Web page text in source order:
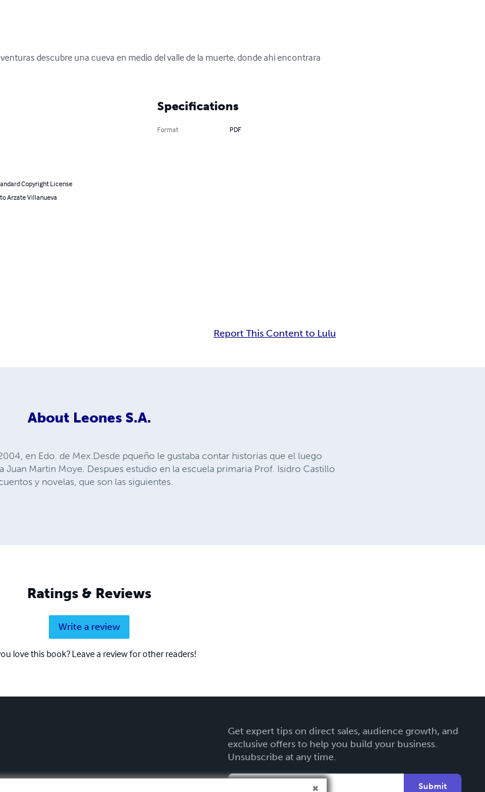
descubre una cueva en medio del valle de la muerte, donde ahi encontrara
Copyright License
Arzate Villanueva
Specifications
Format PDF
Report This Content to Lulu
About Leones S.A.
en Edo. de Mex.Desde pqueño le gustaba contar historias que el luego
Juan Martin Moye. Despues estudio en la escuela primaria Prof. Isidro Castillo
y novelas, que son las siguientes.
Ratings & Reviews
Write a review
love this book? Leave a review for other readers!
Get expert tips on direct sales, audience growth, and
exclusive offers to help you build your business.
Unsubscribe at any time.
Submit